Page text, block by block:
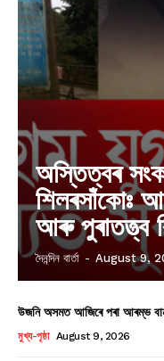
অস্তিত্বৰ
শিলৰসাঁকোঃ
আৰু পুৰাতত্ত্ব
দৈনন্দিন বাৰ্তা - August 9,
উজনি অসমত আজিৰে পৰা আৰম্ভ
মুখ্য-পৃষ্ঠা August 9, 2026